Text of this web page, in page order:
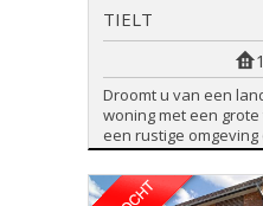
TIELT
Droomt u van een
woning met een
een rustige